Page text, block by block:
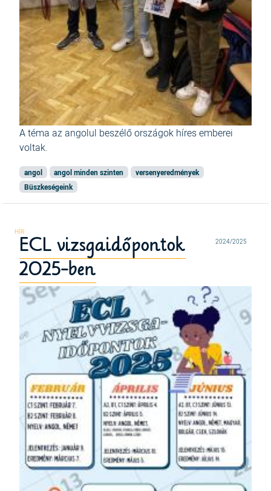
A téma az angolul beszélő országok híres emberei
voltak.
angol angol minden szinten
versenyeredmények
Büszkeségeink
2024/2025
ECL vizsgaidőpontok
2025-ben